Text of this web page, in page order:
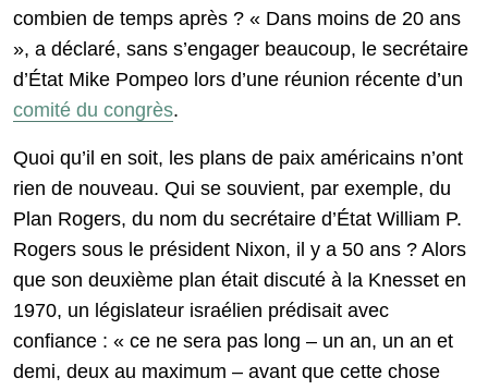
combien de temps après ? « Dans moins de 20 ans
», a déclaré, sans s’engager beaucoup, le secrétaire
d’État Mike Pompeo lors d’une réunion récente d’un
comité du congrès.
Quoi qu’il en soit, les plans de paix américains n’ont
rien de nouveau. Qui se souvient, par exemple, du
Plan Rogers, du nom du secrétaire d’État William P.
Rogers sous le président Nixon, il y a 50 ans ? Alors
que son deuxième plan était discuté à la Knesset en
1970, un législateur israélien prédisait avec
confiance : « ce ne sera pas long – un an, un an et
demi, deux au maximum – avant que cette chose